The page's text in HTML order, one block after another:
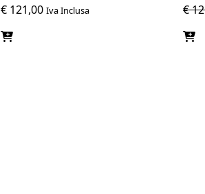
€ 121,00 Iva Inclusa €